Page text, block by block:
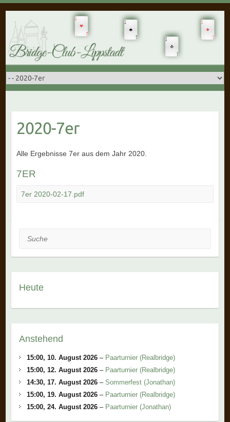
2020-7er
Alle Ergebnisse 7er aus dem Jahr 2020.
7ER
7er 2020-02-17.pdf
Suche
Heute
Anstehend
15:00, 10. August 2026– Paarturnier (Realbridge)
15:00, 12. August 2026– Paarturnier (Realbridge)
14:30, 17. August 2026– Sommerfest (Jonathan)
15:00, 19. August 2026– Paarturnier (Realbridge)
15:00, 24. August 2026– Paarturnier (Jonathan)